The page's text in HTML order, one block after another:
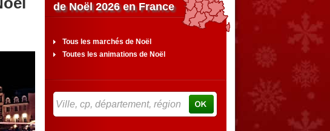
de Noël 2026 en France
Tous les marchés de Noël
Toutes les animations de Noël